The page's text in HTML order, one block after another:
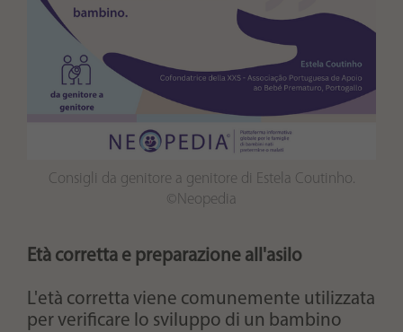
Consigli da genitore a genitore di Estela Coutinho.
©Neopedia
Età corretta e preparazione all'asilo
L'età corretta viene comunemente utilizzata
per verificare lo sviluppo di un bambino